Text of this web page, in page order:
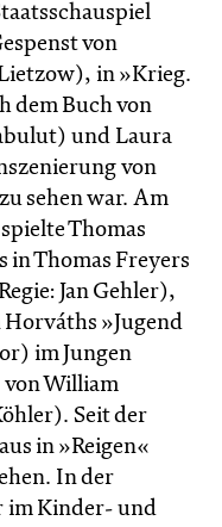
von
in »Krieg.
dem Buch von
und Laura
von
sehen war. Am
Thomas
in Thomas Freyers
Jan Gehler),
Horváths »Jugend
im Jungen
William
Seit der
in »Reigen«
In der
im Kinder- und